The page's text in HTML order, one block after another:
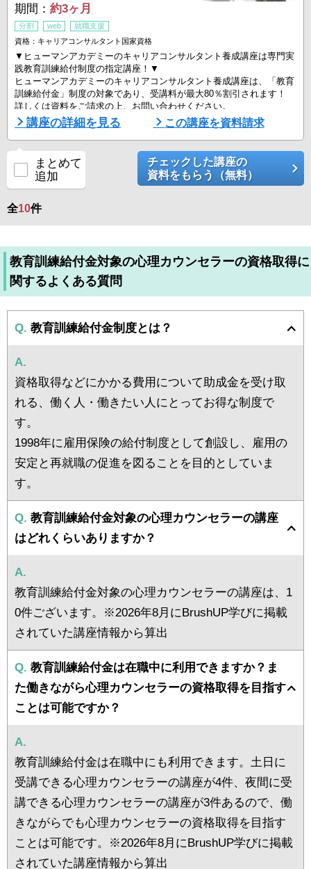
期間： 約3ヶ月
分割 web
就職支援
資格：キャリアコンサルタント国家資格
▼ヒューマンアカデミーのキャリアコンサルタント養成講座は専門実
践教育訓練給付制度の指定講座！▼
ヒューマンアカデミーのキャリアコンサルタント養成講座は、「教育
訓練給付金」制度の対象であり、受講料が最大80％割引されます！
詳しくは資料をご請求の上、お問い合わせください。
■キャリアコンサルタントと言えばヒューマングループ■
「キャリアコンサルタント」とは2016年4月に誕生した国家資格で
進路や職業で悩みを抱える相談者に対して、相談者自らがベストなキ
ャリアを積めるよう、企業と求職者の適 ...
講座の詳細を見る この講座を資料請求
まとめて
追加
チェックした講座の
資料をもらう（無料）
全10件
教育訓練給付金対象の心理カウンセラーの資格取得に
関するよくある質問
Q. 教育訓練給付金制度とは？
A.
資格取得などにかかる費用について助成金を受け取
れる、働く人・働きたい人にとってお得な制度で
す。
1998年に雇用保険の給付制度として創設し、雇用の
安定と再就職の促進を図ることを目的としていま
す。
Q. 教育訓練給付金対象の心理カウンセラーの講座
はどれくらいありますか？
A.
教育訓練給付金対象の心理カウンセラーの講座は、1
0件ございます。※2026年8月にBrushUP学びに掲載
されていた講座情報から算出
Q. 教育訓練給付金は在職中に利用できますか？ま
た働きながら心理カウンセラーの資格取得を目指す
ことは可能ですか？
A.
教育訓練給付金は在職中にも利用できます。土日に
受講できる心理カウンセラーの講座が4件、夜間に受
講できる心理カウンセラーの講座が3件あるので、働
きながらでも心理カウンセラーの資格取得を目指す
ことは可能です。※2026年8月にBrushUP学びに掲載
されていた講座情報から算出